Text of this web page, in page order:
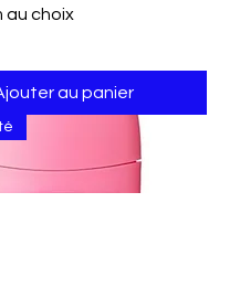
au choix
au panier